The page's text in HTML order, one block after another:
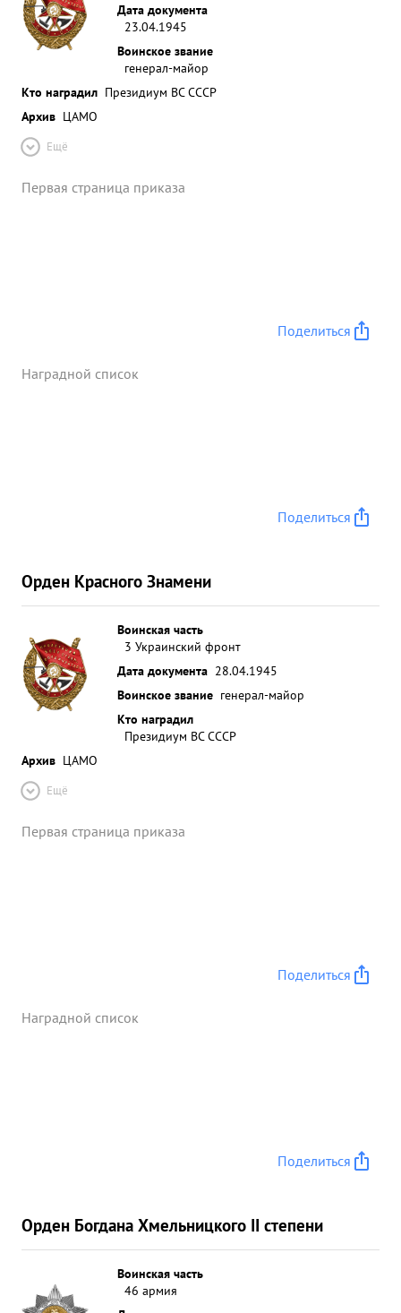
Дата документа
23.04.1945
Воинское звание
генерал-майор
Кто наградил Президиум ВС СССР
Архив ЦАМО
Ещё
Первая страница приказа
Поделиться
Наградной список
Поделиться
Орден Красного Знамени
Воинская часть
3 Украинский фронт
Дата документа 28.04.1945
Воинское звание генерал-майор
Кто наградил
Президиум ВС СССР
Архив ЦАМО
Ещё
Первая страница приказа
Поделиться
Наградной список
Поделиться
Орден Богдана Хмельницкого II степени
Воинская часть
46 армия